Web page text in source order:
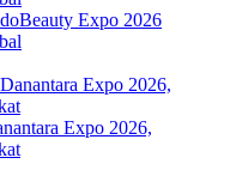
Expo 2026
Expo 2026,